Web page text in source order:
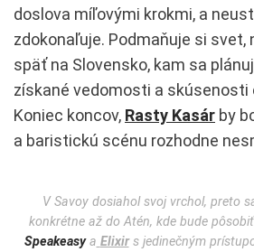
doslova míľovými krokmi, a
zdokonaľuje. Podmaňuje si svet,
späť na Slovensko, kam sa
získané vedomosti a skúsenosti
Koniec koncov, Rasty Kasár by
a baristickú scénu rozhodne
V Savoy dosiahol svoj vrchol, preto
konkrétne až do Atén, kde bude
Speakeasya Elixirs jedinečným